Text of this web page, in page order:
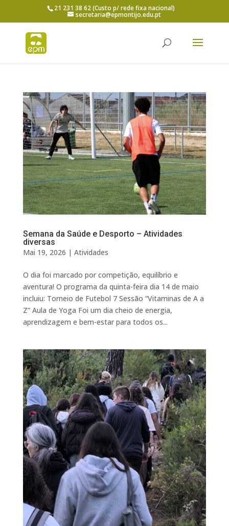
21 231 38 62 (Custo p/ rede fixa nacional)
secretaria@epmontijo.edu.pt
Semana da Saúde e Desporto – Atividades
diversas
Mai 19, 2026 | Atividades
O dia foi marcado por competição, equilíbrio e
aventura! O programa da quinta-feira dia 14 de maio
incluiu: Torneio de Futebol 7 Sessão “Vitaminas de A a
Z” Aula de Yoga Foi um dia cheio de energia,
aprendizagem e bem-estar para todos os...